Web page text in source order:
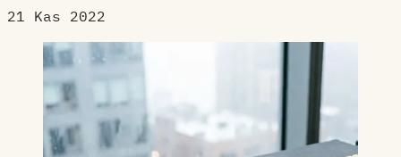
21 Kas 2022